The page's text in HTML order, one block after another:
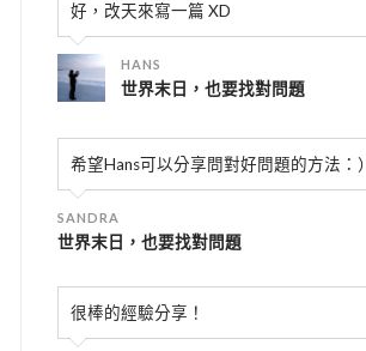
好，改天來寫一篇 XD
HANS
世界末日，也要找對問題
希望Hans可以分享問對好問題的方法：）
SANDRA
世界末日，也要找對問題
很棒的經驗分享！